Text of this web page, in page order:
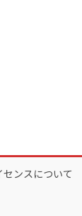
センスについて